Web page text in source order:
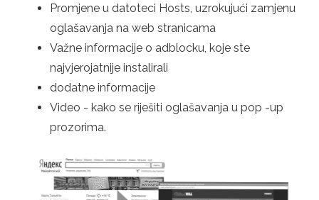
Promjene u datoteci Hosts, uzrokujući zamjenu
oglašavanja na web stranicama
Važne informacije o adblocku, koje ste
najvjerojatnije instalirali
dodatne informacije
Video - kako se riješiti oglašavanja u pop -up
prozorima.